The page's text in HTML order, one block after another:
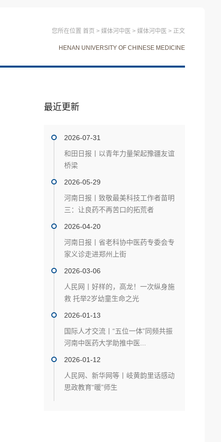
您所在位置 首页 > 媒体河中医 > 媒体河中医 > 正文
HENAN UNIVERSITY OF CHINESE MEDICINE
最近更新
2026-07-31
和田日报丨以青年力量架起豫疆友谊
桥梁
2026-05-29
河南日报丨致敬最美科技工作者苗明
三：让良药不再苦口的拓荒者
2026-04-20
河南日报丨省老科协中医药专委会专
家义诊走进郑州上街
2026-03-06
人民网丨好样的，高龙！一次纵身施
救 托举2岁幼童生命之光
2026-01-13
国际人才交流丨“五位一体”同频共振
河南中医药大学助推中医...
2026-01-12
人民网、新华网等丨岐黄韵里话感动
思政教育“暖”师生